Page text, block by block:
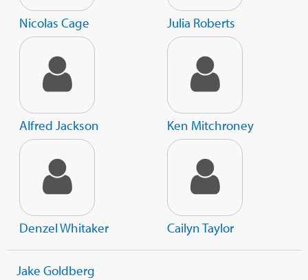
Nicolas Cage Julia Roberts
Alfred Jackson Ken Mitchroney
Denzel Whitaker Cailyn Taylor
Jake Goldberg